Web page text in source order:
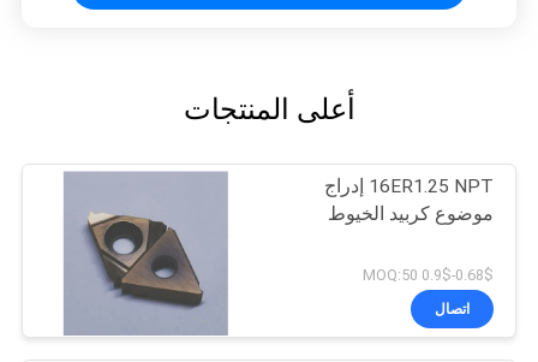
أعلى المنتجات
16ER1.25 NPT إدراج
موضوع كربيد الخيوط
0.68$-0.9$ MOQ:50
اتصال